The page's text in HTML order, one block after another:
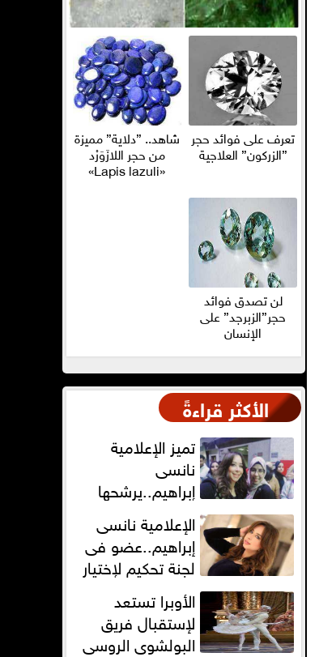
تعرف على فوائد حجر
”الزركون” العلاجية
شاهد.. ”دلاية” مميزة
من حجر اللازَوَرْد
«Lapis lazuli»
لن تصدق فوائد
حجر”الزبرجد” على
الإنسان
الأكثر قراءةً
تميز الإعلامية
نانسى
إبراهيم..يرشحها
الإعلام فى ماسبيروالإعلامية نانسى
إبراهيم..عضو فى
لجنة تحكيم لإختيار
أفضل مذيع
ومذيعة بالمنصورةالأوبرا تستعد
لإستقبال فريق
البولشوى الروسى